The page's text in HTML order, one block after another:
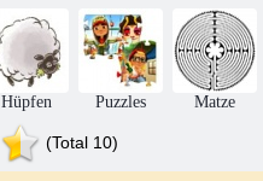
Hundepuzzlegeschichte Aqua Blitz 2
Hüpfen Puzzles Matze
(Total 10)